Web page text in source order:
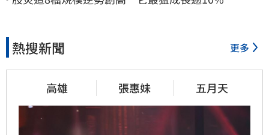
熱搜新聞 更多
高雄 張惠妹 五月天